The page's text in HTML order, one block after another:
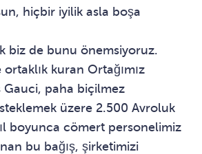
hiçbir iyilik asla boşa
biz de bunu önemsiyoruz.
kuran Ortağımız
Gauci, paha biçilmez
üzere 2.500 Avroluk
boyunca cömert personelimiz
bu bağış, şirketimizi